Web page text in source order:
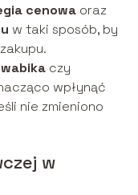
cenowaoraz
w taki sposób, by
czy
wpłynąć
nie zmieniono
w